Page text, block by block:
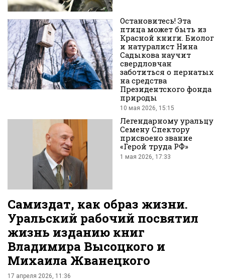
во
Остановитесь! Эта
птица может быть из
Красной книги. Биолог
и натуралист Нина
Садыкова научит
свердловчан
заботиться о пернатых
на средства
Президентского фонда
природы
10 мая 2026, 15:15
Легендарному уральцу
Семену Спектору
присвоено звание
«Герой труда РФ»
1 мая 2026, 17:33
Самиздат, как образ жизни.
Уральский рабочий посвятил
жизнь изданию книг
Владимира Высоцкого и
Михаила Жванецкого
17 апреля 2026, 11:36